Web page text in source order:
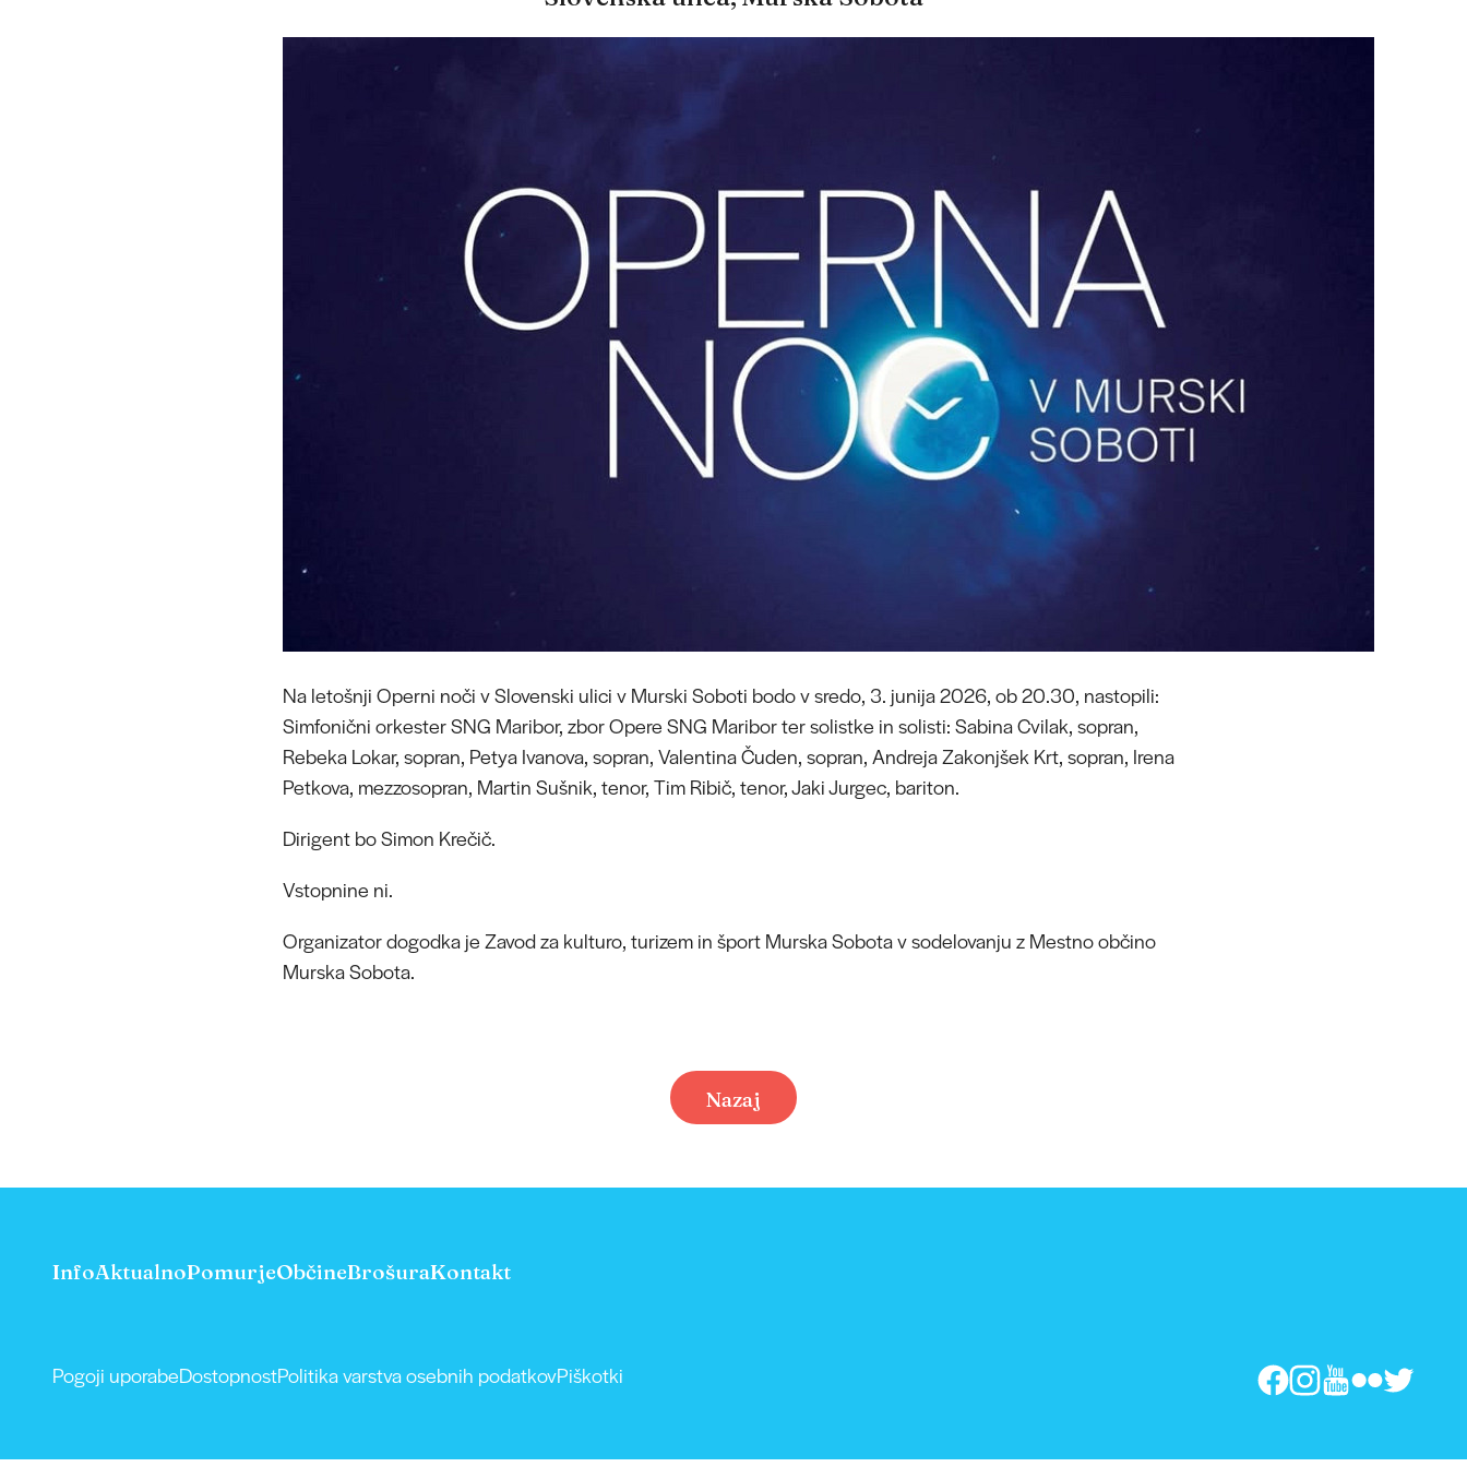
Na letošnji Operni noči v Slovenski ulici v Murski Soboti bodo v sredo, 3. junija 2026, ob 20.30, nastopili:
Simfonični orkester SNG Maribor, zbor Opere SNG Maribor ter solistke in solisti: Sabina Cvilak, sopran,
Rebeka Lokar, sopran, Petya Ivanova, sopran, Valentina Čuden, sopran, Andreja Zakonjšek Krt, sopran, Irena
Petkova, mezzosopran, Martin Sušnik, tenor, Tim Ribič, tenor, Jaki Jurgec, bariton.
Dirigent bo Simon Krečič.
Vstopnine ni.
Organizator dogodka je Zavod za kulturo, turizem in šport Murska Sobota v sodelovanju z Mestno občino
Murska Sobota.
Nazaj
InfoAktualnoPomurjeObčineBrošuraKontakt
Pogoji uporabeDostopnostPolitika varstva osebnih podatkovPiškotki